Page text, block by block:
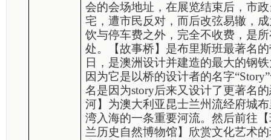
会的会场地址，在展览结束后，市
宅，遭市民反对，而后改弦易辙，
饮与停车费之外，完全不收费，是
处。【故事桥】是布里斯班最著名
日，是澳洲设计并建造的最大的钢
因为它是以桥的设计者的名字
名是因为story后来又设计了更著名
河】为澳大利亚昆士兰州流经府城
湾入海的一条重要河流。然后前往
兰历史自然博物馆】欣赏文化艺术